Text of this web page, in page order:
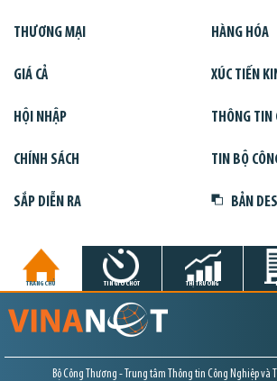
THƯƠNG MẠI HÀNG HÓA
GIÁ CẢ XÚC TIẾN
HỘI NHẬP THÔNG TIN
CHÍNH SÁCH TIN BỘ
SẮP DIỄN RA BẢN
TRANG CHỦ TIN GIỜ CHÓT THỊ TRƯỜNG
Bộ Công Thương - Trung tâm Thông tin Công Nghiệp và